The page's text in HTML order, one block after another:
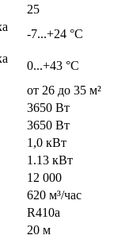
25
-7...+24 °C
0...+43 °C
от 26 до 35 м²
3650 Вт
3650 Вт
1,0 кВт
1.13 кВт
12 000
620 м³/час
R410а
20 м